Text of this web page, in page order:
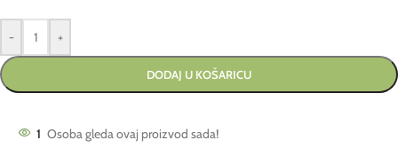
- +
DODAJ U KOŠARICU
1 Osoba gleda ovaj proizvod sada!